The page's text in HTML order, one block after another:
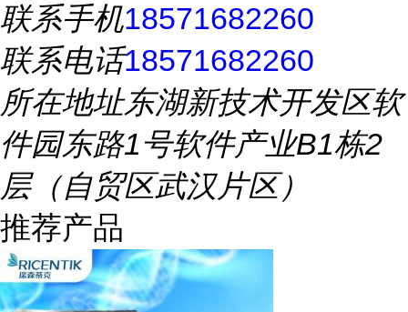
联系手机18571682260
联系电话18571682260
所在地址东湖新技术开发区软
件园东路1号软件产业B1栋2
层（自贸区武汉片区）
推荐产品